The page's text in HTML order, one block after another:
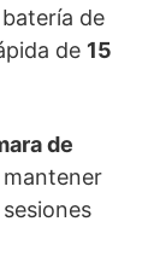
de
de 15
de
mantener